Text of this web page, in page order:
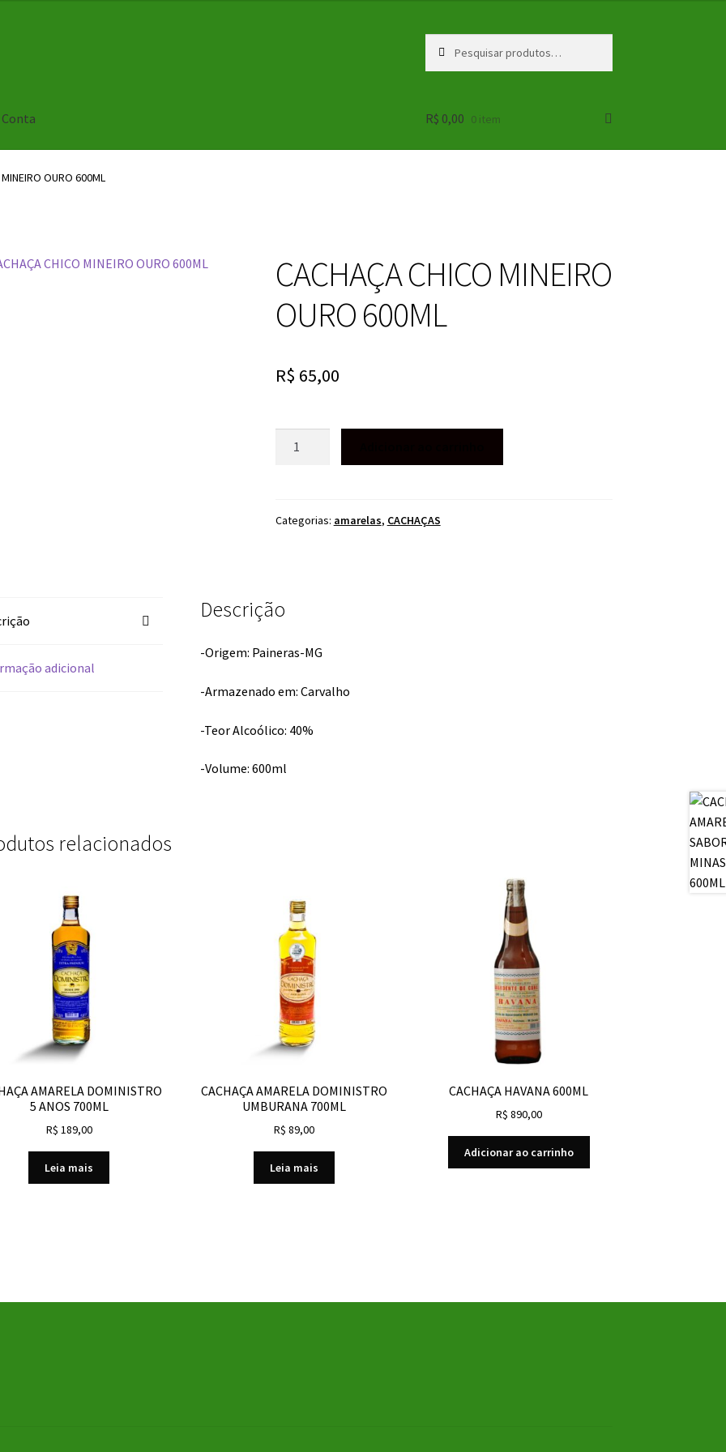
por:
R$ 0,00 0 item
OURO 600ML
CACHAÇA CHICO MINEIRO
OURO 600ML
R$ 65,00
600ML
Categorias: amarelas, CACHAÇAS
adicional
Descrição
-Origem: Paineras-MG
-Armazenado em: Carvalho
-Teor Alcoólico: 40%
-Volume: 600ml
relacionados
AMARELA DOMINISTRO
5 ANOS 700ML
R$ 189,00
Leia mais
CACHAÇA AMARELA DOMINISTRO
UMBURANA 700ML
R$ 89,00
Leia mais
CACHAÇA HAVANA 600ML
R$ 890,00
Adicionar ao carrinho